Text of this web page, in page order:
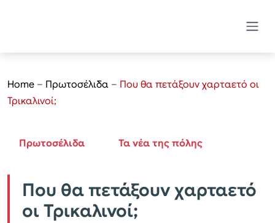
Home – Πρωτοσέλιδα – Που θα πετάξουν χαρταετό οι
Τρικαλινοί;
Πρωτοσέλιδα Τα νέα της πόλης
Που θα πετάξουν χαρταετό
οι Τρικαλινοί;